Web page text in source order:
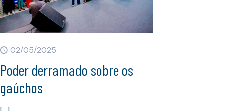
02/05/2025
Poder derramado sobre os
gaúchos